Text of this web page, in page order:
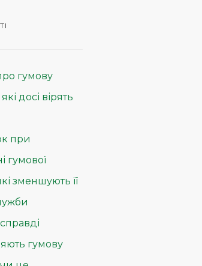
гумову
досі вірять
при
гумової
зменшують її
гумову